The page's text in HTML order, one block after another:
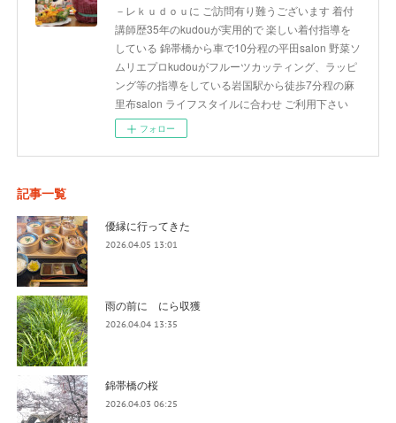
－レｋｕｄｏｕに ご訪問有り難うございます 着付
講師歴35年のkudouが実用的で 楽しい着付指導を
している 錦帯橋から車で10分程の平田salon 野菜ソ
ムリエプロkudouがフルーツカッティング、ラッピ
ング等の指導をしている岩国駅から徒歩7分程の麻
里布salon ライフスタイルに合わせ ご利用下さい
フォロー
記事一覧
優縁に行ってきた
2026.04.05 13:01
雨の前に にら収獲
2026.04.04 13:35
錦帯橋の桜
2026.04.03 06:25